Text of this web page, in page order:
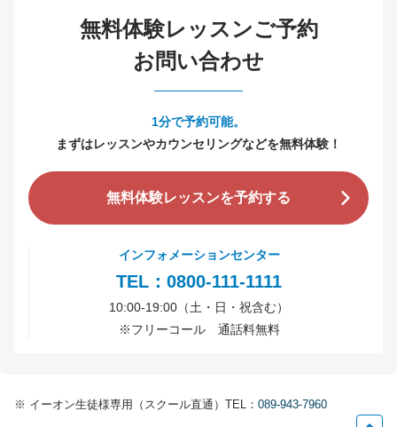
無料体験レッスンご予約
お問い合わせ
1分で予約可能。
まずはレッスンやカウンセリングなどを無料体験！
無料体験レッスンを予約する
インフォメーションセンター
TEL：0800-111-1111
10:00-19:00（土・日・祝含む）
※フリーコール 通話料無料
※ イーオン生徒様専用（スクール直通）TEL： 089-943-7960